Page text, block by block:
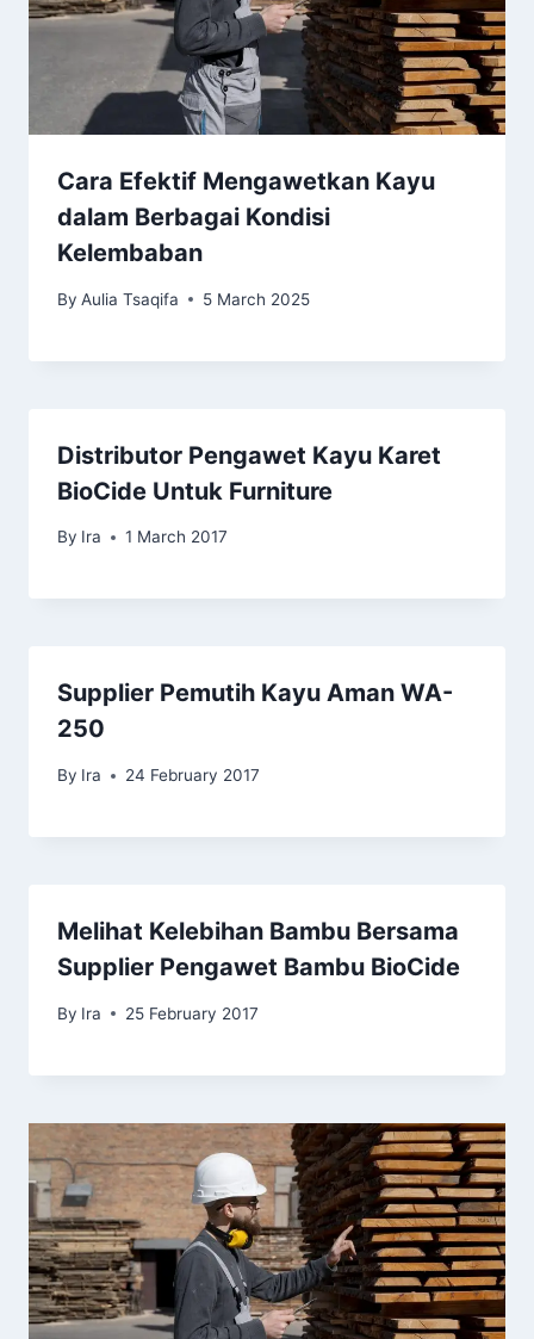
Cara Efektif Mengawetkan Kayu
dalam Berbagai Kondisi
Kelembaban
By Aulia Tsaqifa 5 March 2025
Distributor Pengawet Kayu Karet
BioCide Untuk Furniture
By Ira 1 March 2017
Supplier Pemutih Kayu Aman WA-
250
By Ira 24 February 2017
Melihat Kelebihan Bambu Bersama
Supplier Pengawet Bambu BioCide
By Ira 25 February 2017